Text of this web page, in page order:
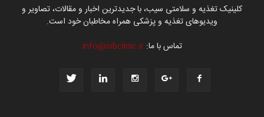
کلینیک تغذیه و سلامتی سیب، با جدیدترین اخبار و مقالات، تصاویر و
ویدیوهای تغذیه و پزشکی همراه مخاطبان خود است.
تماس با ما:info@sibclinic.ir